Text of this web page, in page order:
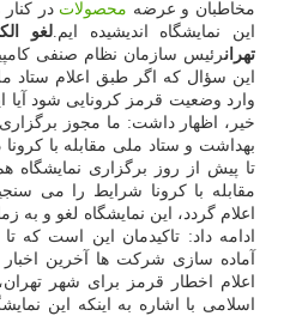
مخاطبان و عرضه محصولات در
این نمایشگاه اندیشیده ایم.لغو
تهرانرئیس سازمان نظام صنفی
این سؤال که اگر طبق اعلام ستاد
وارد وضعیت قرمز کرونایی شود آیا
خیر، اظهار داشت: ما مجوز
بهداشت و ستاد ملی مقابله با
تا پیش از روز برگزاری نمایشگاه
مقابله با کرونا شرایط را می
اعلام گردد، این نمایشگاه لغو و
ادامه داد: تاکیدمان این است
آماده سازی شرکت ها آخرین
اعلام اخطار قرمز برای شهر
اسلامی با اشاره به اینکه این